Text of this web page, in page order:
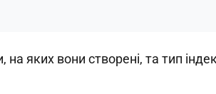
яких вони створені, та тип